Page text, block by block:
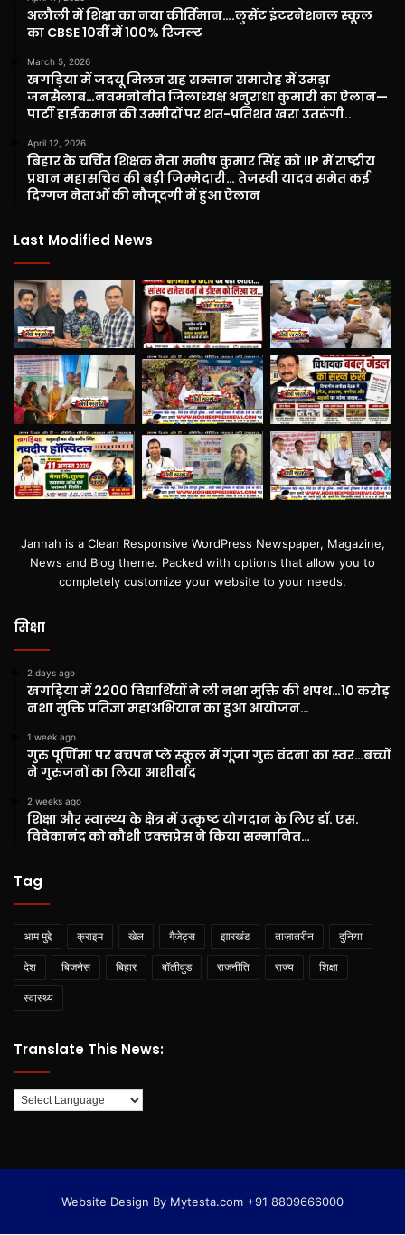
अलौली में शिक्षा का नया कीर्तिमान….लुसेंट इंटरनेशनल स्कूल
का CBSE 10वीं में 100% रिजल्ट
March 5, 2026
खगड़िया में जदयू मिलन सह सम्मान समारोह में उमड़ा
जनसैलाब…नवमनोनीत जिलाध्यक्ष अनुराधा कुमारी का ऐलान—
पार्टी हाईकमान की उम्मीदों पर शत-प्रतिशत खरा उतरूंगी..
April 12, 2026
बिहार के चर्चित शिक्षक नेता मनीष कुमार सिंह को IIP में राष्ट्रीय
प्रधान महासचिव की बड़ी जिम्मेदारी… तेजस्वी यादव समेत कई
दिग्गज नेताओं की मौजूदगी में हुआ ऐलान
Last Modified News
Jannah is a Clean Responsive WordPress Newspaper, Magazine,
News and Blog theme. Packed with options that allow you to
completely customize your website to your needs.
सिक्षा
2 days ago
खगड़िया में 2200 विद्यार्थियों ने ली नशा मुक्ति की शपथ…10 करोड़
नशा मुक्ति प्रतिज्ञा महाअभियान का हुआ आयोजन…
1 week ago
गुरु पूर्णिमा पर बचपन प्ले स्कूल में गूंजा गुरु वंदना का स्वर…बच्चों
ने गुरुजनों का लिया आशीर्वाद
2 weeks ago
शिक्षा और स्वास्थ्य के क्षेत्र में उत्कृष्ट योगदान के लिए डॉ. एस.
विवेकानंद को कौशी एक्सप्रेस ने किया सम्मानित…
Tag
आम मुद्दे क्राइम खेल गैजेट्स झारखंड ताज़ातरीन दुनिया
देश बिजनेस बिहार बॉलीवुड राजनीति राज्य शिक्षा
स्वास्थ्य
Translate This News:
Website Design By Mytesta.com +91 8809666000